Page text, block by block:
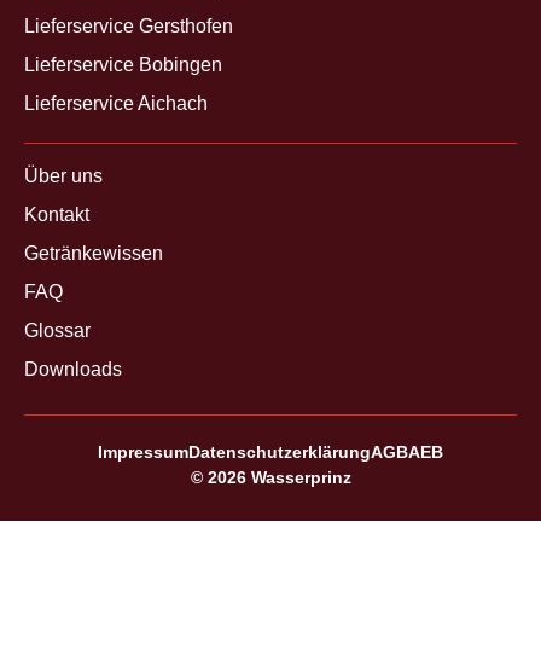
Lieferservice Gersthofen
Lieferservice Bobingen
Lieferservice Aichach
Über uns
Kontakt
Getränkewissen
FAQ
Glossar
Downloads
© 2026 Wasserprinz
ImpressumDatenschutzerklärungAGBAEB